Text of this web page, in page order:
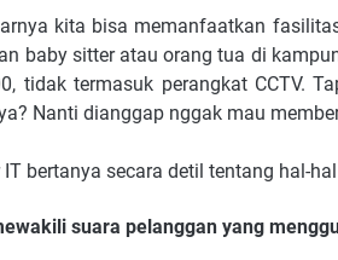
kita bisa memanfaatkan
baby sitter atau orang tua di
tidak termasuk perangkat CCTV.
Nanti dianggap nggak mau
bertanya secara detil tentang hal-
suara pelanggan yang